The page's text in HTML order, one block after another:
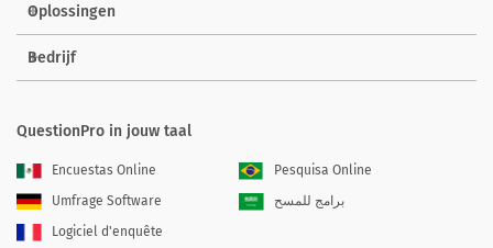
Oplossingen
Bedrijf
QuestionPro in jouw taal
Encuestas Online
Pesquisa Online
Umfrage Software
برامج للمسح
Logiciel d'enquête